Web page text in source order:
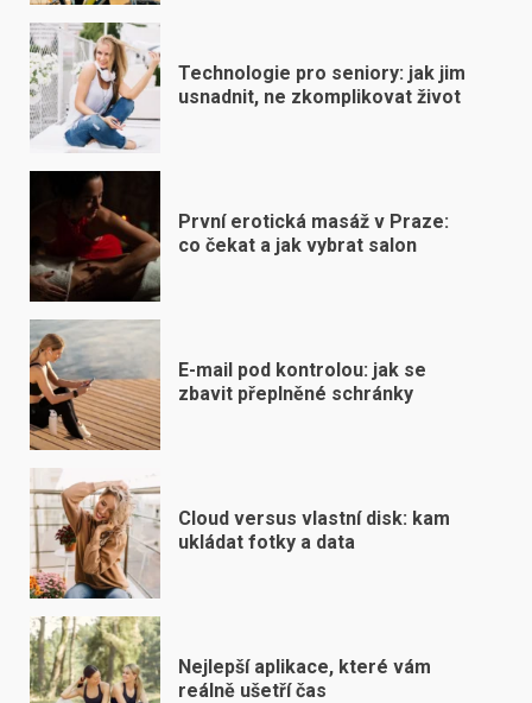
Technologie pro seniory: jak jim
usnadnit, ne zkomplikovat život
První erotická masáž v Praze:
co čekat a jak vybrat salon
E-mail pod kontrolou: jak se
zbavit přeplněné schránky
Cloud versus vlastní disk: kam
ukládat fotky a data
Nejlepší aplikace, které vám
reálně ušetří čas